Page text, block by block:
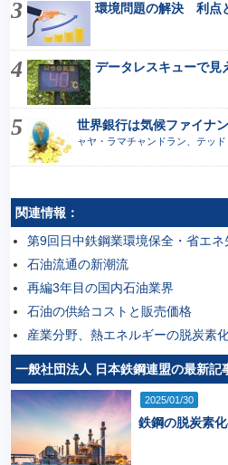
環境問題の解決 利点
データレスキューで見
世界銀行は気候ファイナ
ャヤ・ラマチャンドラン、テッ
関連情報：
第9回日中鉄鋼業環境保全・省エ
石油流通の新潮流
再編3年目の国内石油業界
石油の供給コストと販売価格
産業分野、熱エネルギーの脱炭素
一般社団法人 日本鉄鋼連盟の最新記
2025/01/30
鉄鋼の脱炭素